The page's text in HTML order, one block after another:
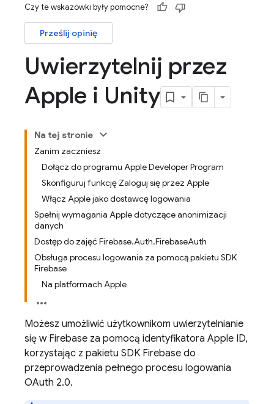
Czy te wskazówki były pomocne?
Prześlij opinię
Uwierzytelnij przez
Apple i Unity
Na tej stronie
Zanim zaczniesz
Dołącz do programu Apple Developer Program
Skonfiguruj funkcję Zaloguj się przez Apple
Włącz Apple jako dostawcę logowania
Spełnij wymagania Apple dotyczące anonimizacji
danych
Dostęp do zajęć Firebase.Auth.FirebaseAuth
Obsługa procesu logowania za pomocą pakietu SDK
Firebase
Na platformach Apple
Możesz umożliwić użytkownikom uwierzytelnianie
się w Firebase za pomocą identyfikatora Apple ID,
korzystając z pakietu SDK Firebase do
przeprowadzenia pełnego procesu logowania
OAuth 2.0.